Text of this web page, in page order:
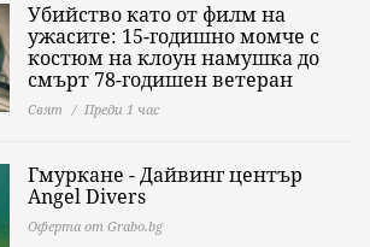
Убийство като от филм на
ужасите: 15-годишно момче с
костюм на клоун намушка до
смърт 78-годишен ветеран
Свят Преди 1 час
Гмуркане - Дайвинг център
Angel Divers
Оферта от Grabo.bg